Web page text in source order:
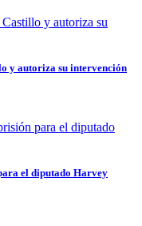
y autoriza su intervención
el diputado Harvey